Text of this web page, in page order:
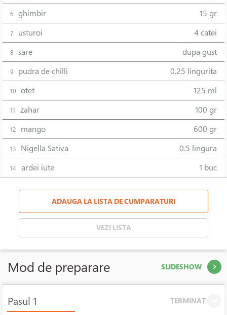
6 ghimbir 15 gr
7 usturoi 4 catei
8 sare dupa gust
9 pudra de chilli 0.25 lingurita
10 otet 125 ml
11 zahar 100 gr
12 mango 600 gr
13 Nigella Sativa 0.5 lingura
14 ardei iute 1 buc
ADAUGA LA LISTA DE CUMPARATURI
VEZI LISTA
Mod de preparare SLIDESHOW
Pasul 1 TERMINAT